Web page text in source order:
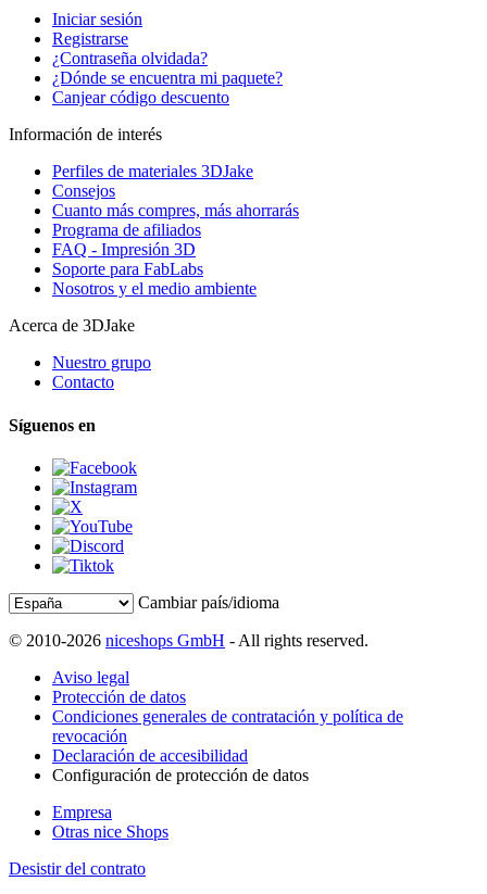
Iniciar sesión
Registrarse
¿Contraseña olvidada?
¿Dónde se encuentra mi paquete?
Canjear código descuento
Información de interés
Perfiles de materiales 3DJake
Consejos
Cuanto más compres, más ahorrarás
Programa de afiliados
FAQ - Impresión 3D
Soporte para FabLabs
Nosotros y el medio ambiente
Acerca de 3DJake
Nuestro grupo
Contacto
Síguenos en
Cambiar país/idioma
© 2010-2026 niceshops GmbH - All rights reserved.
Aviso legal
Protección de datos
Condiciones generales de contratación y política de
revocación
Declaración de accesibilidad
Configuración de protección de datos
Empresa
Otras nice Shops
Desistir del contrato